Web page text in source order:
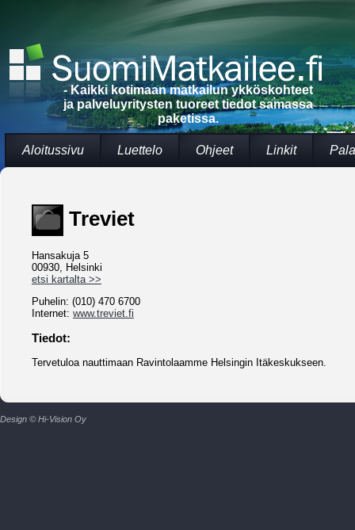
- Kaikki kotimaan matkailun ykköskohteet
ja palveluyritysten tuoreet tiedot samassa
paketissa.
Aloitussivu Luettelo Ohjeet Linkit
Treviet
Hansakuja 5
00930, Helsinki
etsi kartalta >>
Puhelin: (010) 470 6700
Internet: www.treviet.fi
Tiedot:
Tervetuloa nauttimaan Ravintolaamme Helsingin Itäkeskukseen.
Design © Hi-Vision Oy